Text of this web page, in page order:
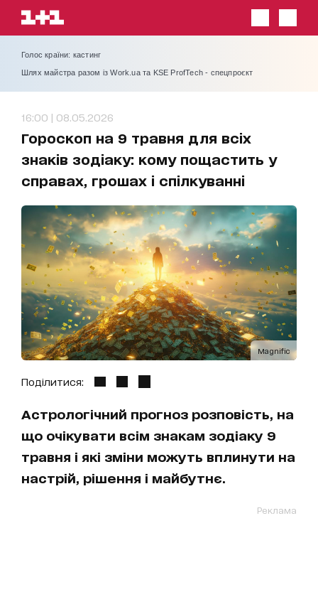
Голос країни: кастинг
Шлях майстра разом із Work.ua та KSE ProfTech - спецпроєкт
16:00 | 08.05.2026
Гороскоп на 9 травня для всіх
знаків зодіаку: кому пощастить у
справах, грошах і спілкуванні
Magnific
Поділитися:
Астрологічний прогноз розповість, на
що очікувати всім знакам зодіаку 9
травня і які зміни можуть вплинути на
настрій, рішення і майбутнє.
Реклама